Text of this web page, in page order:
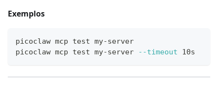
Exemplos
picoclaw mcp test my-server
picoclaw mcp test my-server --timeout 10s